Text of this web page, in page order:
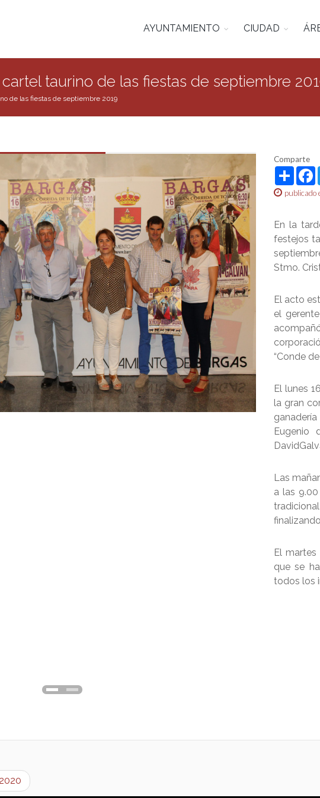
AYUNTAMIENTO CIUDAD
taurino de las fiestas de septiembre
de las fiestas de septiembre 2019
Comparte
Share
publicado
En la
festejos
Stmo.
El acto
el
“Conde
El lunes
la gran
Eugenio
Las
a las
El
que se
todos los